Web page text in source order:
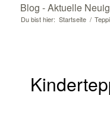
Blog - Aktuelle
Du bist hier: Startseite /